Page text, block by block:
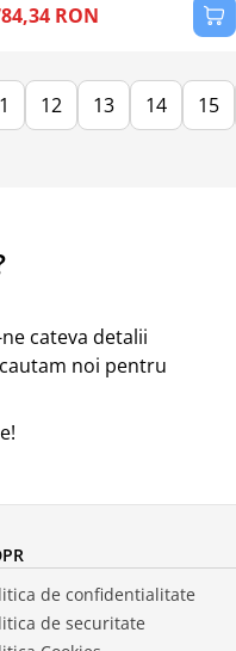
RON
12 13 14 15
cateva detalii
noi pentru
de confidentialitate
de securitate